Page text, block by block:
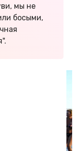
мы не
босыми,